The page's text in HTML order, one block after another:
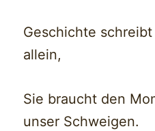
Geschichte
allein,
Sie braucht den
unser Schweigen.